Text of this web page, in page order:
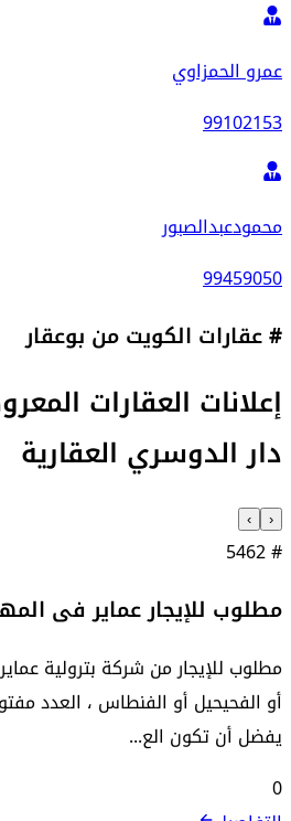
عمرو الحمزاوي
99102153
محمودعبدالصبور
99459050
# عقارات الكويت من بوعقار
إعلانات العقارات
دار الدوسري العقارية
‹
›
5462#
مطلوب للإيجار عماير فى
مطلوب للإيجار من شركة بترولية
يفضل أن تكون الع...
0